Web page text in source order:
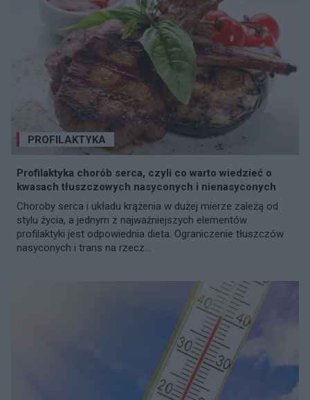
PROFILAKTYKA
Profilaktyka chorób serca, czyli co warto wiedzieć o
kwasach tłuszczowych nasyconych i nienasyconych
Choroby serca i układu krążenia w dużej mierze zależą od
stylu życia, a jednym z najważniejszych elementów
profilaktyki jest odpowiednia dieta. Ograniczenie tłuszczów
nasyconych i trans na rzecz...